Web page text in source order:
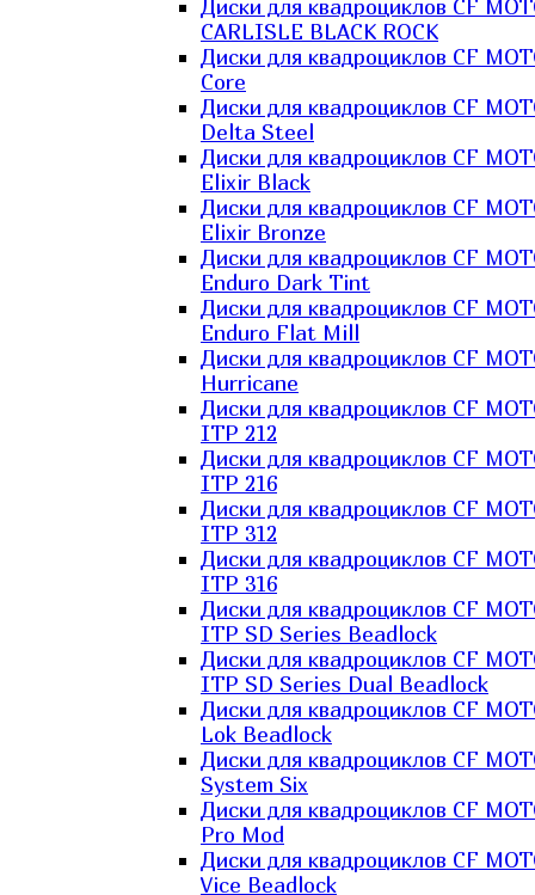
Диски для квадроциклов CF
CARLISLE BLACK ROCK
Диски для квадроциклов CF
Core
Диски для квадроциклов CF
Delta Steel
Диски для квадроциклов CF
Elixir Black
Диски для квадроциклов CF
Elixir Bronze
Диски для квадроциклов CF
Enduro Dark Tint
Диски для квадроциклов CF
Enduro Flat Mill
Диски для квадроциклов CF
Hurricane
Диски для квадроциклов CF
ITP 212
Диски для квадроциклов CF
ITP 216
Диски для квадроциклов CF
ITP 312
Диски для квадроциклов CF
ITP 316
Диски для квадроциклов CF
ITP SD Series Beadlock
Диски для квадроциклов CF
ITP SD Series Dual Beadlock
Диски для квадроциклов CF
Lok Beadlock
Диски для квадроциклов CF
System Six
Диски для квадроциклов CF
Pro Mod
Диски для квадроциклов CF
Vice Beadlock